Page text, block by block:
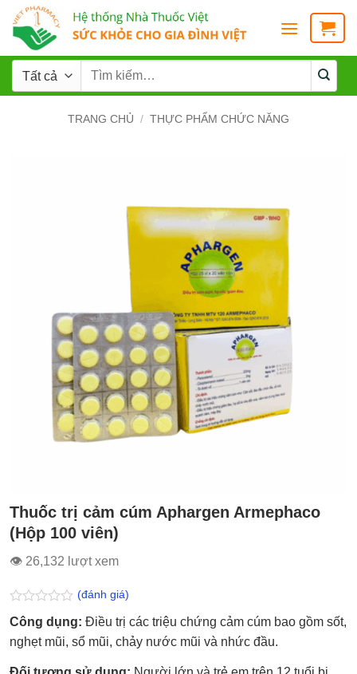
TRANG CHỦ / THỰC PHẨM CHỨC NĂNG
Thuốc trị cảm cúm Aphargen Armephaco
(Hộp 100 viên)
👁 26,132 lượt xem
Được
xếp
hạng
5
(đánh giá)
Công dụng: Điều trị các triệu chứng cảm cúm bao gồm sốt,
nghẹt mũi, sổ mũi, chảy nước mũi và nhức đầu.